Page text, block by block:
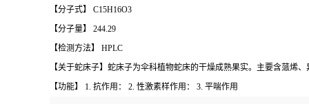
【分子式】 C15H16O3
【分子量】 244.29
【检测方法】 HPLC
【关于蛇床子】蛇床子为伞科植物蛇床的干燥成熟果实。主要含蒎烯
【功能】 1. 抗作用： 2. 性激素样作用： 3. 平喘作用